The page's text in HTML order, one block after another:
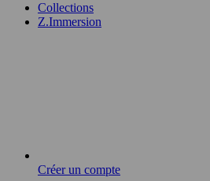
Collections
Z.Immersion
Créer un compte